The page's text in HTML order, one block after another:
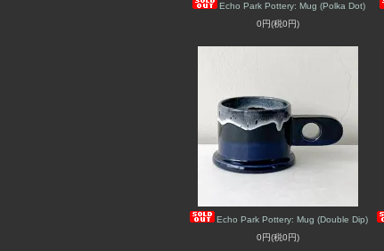
Echo Park Pottery: Mug (Polka Dot)
0円(税0円)
Echo Park Pottery: Mug (Double Dip)
0円(税0円)